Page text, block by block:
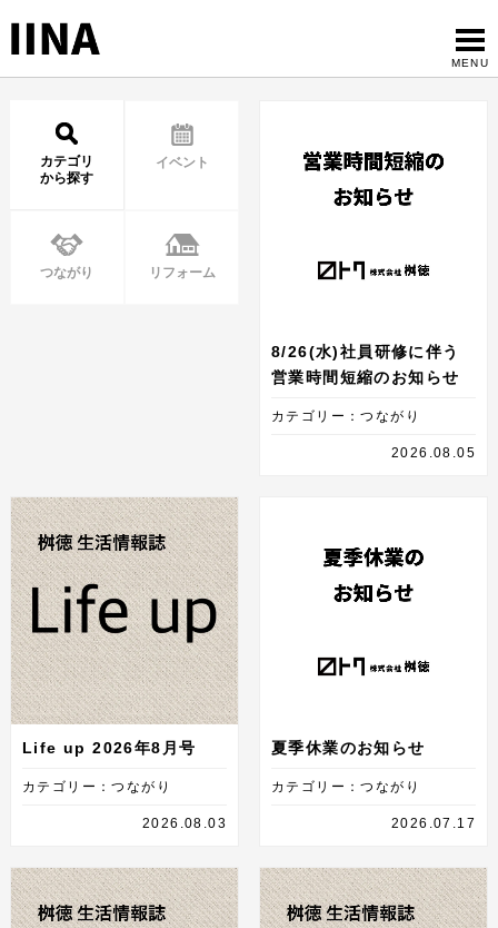
カテゴリ
から探す
イベント
つながり リフォーム
8/26(水)社員研修に伴う
営業時間短縮のお知らせ
カテゴリー：つながり
2026.08.05
Life up 2026年8月号
カテゴリー：つながり
2026.08.03
夏季休業のお知らせ
カテゴリー：つながり
2026.07.17